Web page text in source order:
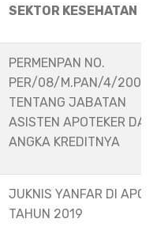
SEKTOR KESEHATAN
PERMENPAN NO.
PER/08/M.PAN/4/2008
TENTANG JABATAN
ASISTEN APOTEKER
ANGKA KREDITNYA
JUKNIS YANFAR DI
TAHUN 2019